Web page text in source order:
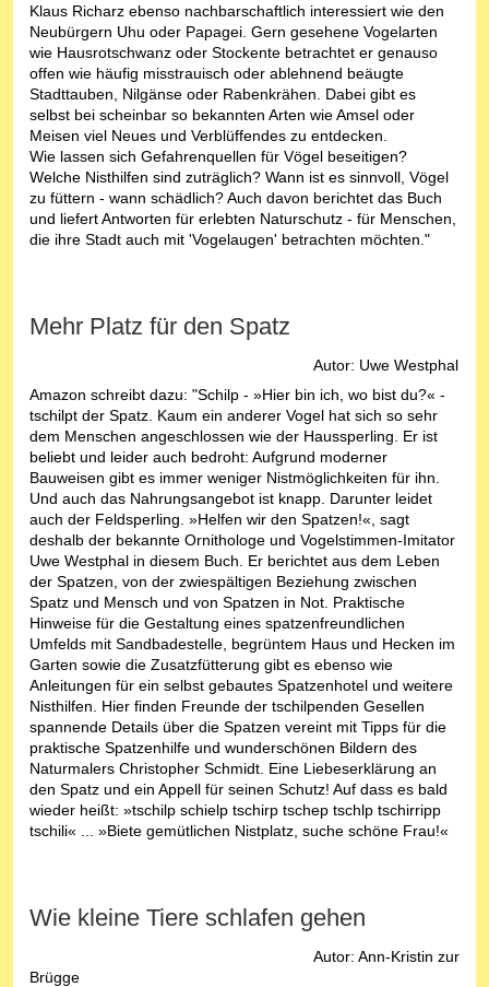
Klaus Richarz ebenso nachbarschaftlich interessiert wie den
Neubürgern Uhu oder Papagei. Gern gesehene Vogelarten
wie Hausrotschwanz oder Stockente betrachtet er genauso
offen wie häufig misstrauisch oder ablehnend beäugte
Stadttauben, Nilgänse oder Rabenkrähen. Dabei gibt es
selbst bei scheinbar so bekannten Arten wie Amsel oder
Meisen viel Neues und Verblüffendes zu entdecken.
Wie lassen sich Gefahrenquellen für Vögel beseitigen?
Welche Nisthilfen sind zuträglich? Wann ist es sinnvoll, Vögel
zu füttern - wann schädlich? Auch davon berichtet das Buch
und liefert Antworten für erlebten Naturschutz - für Menschen,
die ihre Stadt auch mit 'Vogelaugen' betrachten möchten."
Mehr Platz für den Spatz
Autor: Uwe Westphal
Amazon schreibt dazu: "Schilp - »Hier bin ich, wo bist du?« -
tschilpt der Spatz. Kaum ein anderer Vogel hat sich so sehr
dem Menschen angeschlossen wie der Haussperling. Er ist
beliebt und leider auch bedroht: Aufgrund moderner
Bauweisen gibt es immer weniger Nistmöglichkeiten für ihn.
Und auch das Nahrungsangebot ist knapp. Darunter leidet
auch der Feldsperling. »Helfen wir den Spatzen!«, sagt
deshalb der bekannte Ornithologe und Vogelstimmen-Imitator
Uwe Westphal in diesem Buch. Er berichtet aus dem Leben
der Spatzen, von der zwiespältigen Beziehung zwischen
Spatz und Mensch und von Spatzen in Not. Praktische
Hinweise für die Gestaltung eines spatzenfreundlichen
Umfelds mit Sandbadestelle, begrüntem Haus und Hecken im
Garten sowie die Zusatzfütterung gibt es ebenso wie
Anleitungen für ein selbst gebautes Spatzenhotel und weitere
Nisthilfen. Hier finden Freunde der tschilpenden Gesellen
spannende Details über die Spatzen vereint mit Tipps für die
praktische Spatzenhilfe und wunderschönen Bildern des
Naturmalers Christopher Schmidt. Eine Liebeserklärung an
den Spatz und ein Appell für seinen Schutz! Auf dass es bald
wieder heißt: »tschilp schielp tschirp tschep tschlp tschirripp
tschili« ... »Biete gemütlichen Nistplatz, suche schöne Frau!«
Wie kleine Tiere schlafen gehen
Autor: Ann-Kristin zur
Brügge